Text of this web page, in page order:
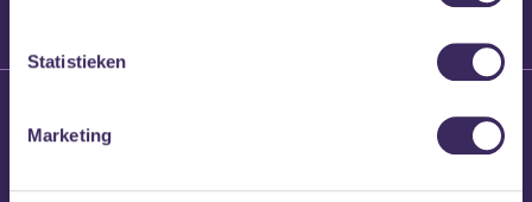
Statistieken
Marketing
Brennt Vanneste